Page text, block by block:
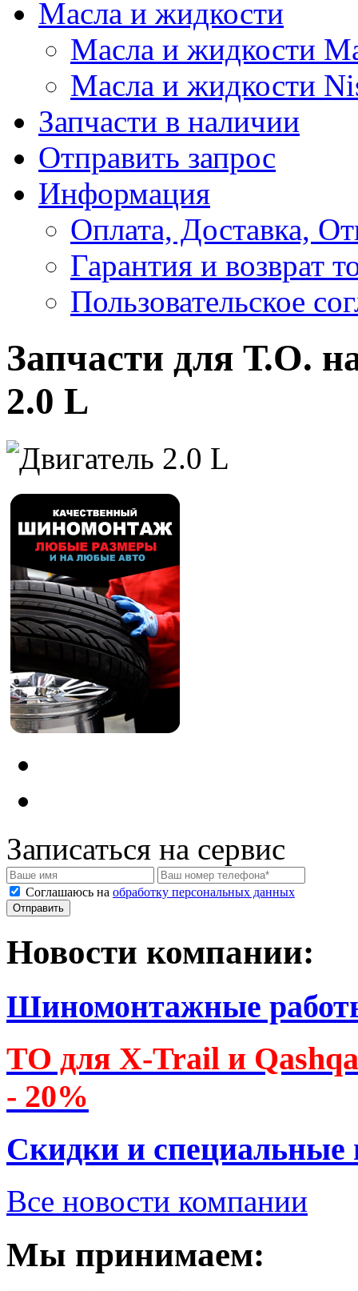
Масла и жидкости
Масла и жидкости
Масла и жидкости
Запчасти в наличии
Отправить запрос
Информация
Оплата, Доставка,
Гарантия и возврат
Пользовательское
Запчасти для Т.О.
2.0 L
Записаться на сервис
Соглашаюсь на обработку персональных данных
Новости компании:
Шиномонтажные
ТО для X-Trail и
- 20%
Скидки и специальные
Все новости компании
Мы принимаем: